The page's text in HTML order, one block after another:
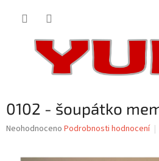
0102 - šoupátko
Průměrné
Neohodnoceno Podrobnosti hodnocení